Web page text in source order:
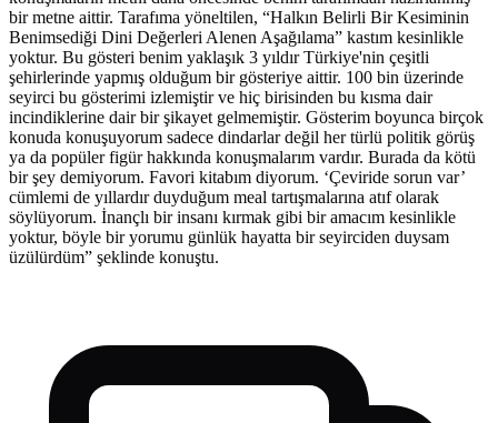
bir metne aittir. Tarafıma yöneltilen, “Halkın Belirli Bir Kesiminin
Benimsediği Dini Değerleri Alenen Aşağılama” kastım kesinlikle
yoktur. Bu gösteri benim yaklaşık 3 yıldır Türkiye'nin çeşitli
şehirlerinde yapmış olduğum bir gösteriye aittir. 100 bin üzerinde
seyirci bu gösterimi izlemiştir ve hiç birisinden bu kısma dair
incindiklerine dair bir şikayet gelmemiştir. Gösterim boyunca birçok
konuda konuşuyorum sadece dindarlar değil her türlü politik görüş
ya da popüler figür hakkında konuşmalarım vardır. Burada da kötü
bir şey demiyorum. Favori kitabım diyorum. ‘Çeviride sorun var’
cümlemi de yıllardır duyduğum meal tartışmalarına atıf olarak
söylüyorum. İnançlı bir insanı kırmak gibi bir amacım kesinlikle
yoktur, böyle bir yorumu günlük hayatta bir seyirciden duysam
üzülürdüm” şeklinde konuştu.